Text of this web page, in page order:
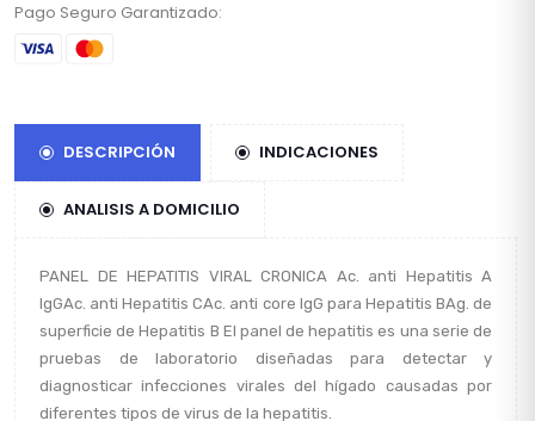
Pago Seguro Garantizado:
DESCRIPCIÓN INDICACIONES
ANALISIS A DOMICILIO
PANEL DE HEPATITIS VIRAL CRONICA Ac. anti Hepatitis A
IgGAc. anti Hepatitis CAc. anti core IgG para Hepatitis BAg. de
superficie de Hepatitis B El panel de hepatitis es una serie de
pruebas de laboratorio diseñadas para detectar y
diagnosticar infecciones virales del hígado causadas por
diferentes tipos de virus de la hepatitis.